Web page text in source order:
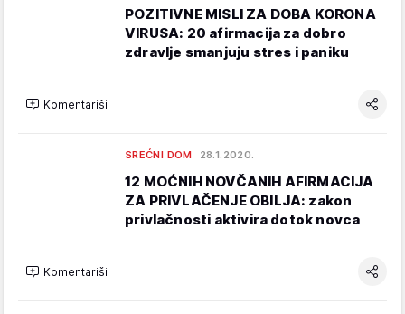
POZITIVNE MISLI ZA DOBA KORONA
VIRUSA: 20 afirmacija za dobro
zdravlje smanjuju stres i paniku
Komentariši
SREĆNI DOM 28.1.2020.
12 MOĆNIH NOVČANIH AFIRMACIJA
ZA PRIVLAČENJE OBILJA: zakon
privlačnosti aktivira dotok novca
Komentariši